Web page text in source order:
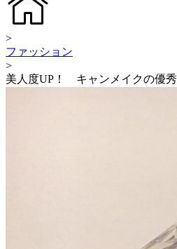
>
ファッション
>
美人度UP！ キャンメイクの優